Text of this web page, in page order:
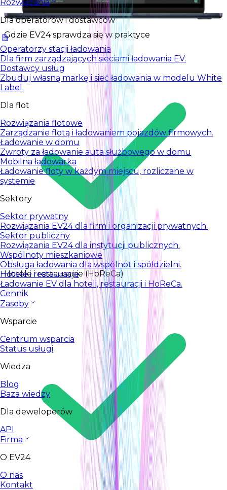
Rozwiązania
Dla operatorów i dostawców
Operatorzy stacji ładowania
Dla firm zarządzających sieciami ładowania EV.
Dostawcy usług
Zbuduj własną markę i sieć ładowania w modelu White
Label.
Dla flot
Rozwiązania flotowe
Zarządzanie flotą i ładowaniem pojazdów firmowych.
Ładowanie w domu
Zwroty za ładowanie auta służbowego w domu
Mobilna ładowarka
Ładowanie floty w każdym miejscu, rozliczane w
systemie
Sektory
Sektor prywatny
Rozwiązania EV24 dla firm i organizacji prywatnych.
Sektor publiczny
Rozwiązania EV24 dla instytucji publicznych.
Wspólnoty mieszkaniowe
Obsługa ładowania dla wspólnot i spółdzielni.
Hotele i restauracje
Ładowanie EV dla hoteli, restauracji i HoReCa.
Cennik
Zasoby
Wsparcie
Centrum wsparcia
Status usługi
Wiedza
Blog
Baza wiedzy
Dla deweloperów
API
Firma
O EV24
O nas
Kontakt
Gdzie EV24 sprawdza się w praktyce
Hotele i restauracje (HoReCa)